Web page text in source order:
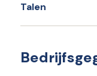
Talen